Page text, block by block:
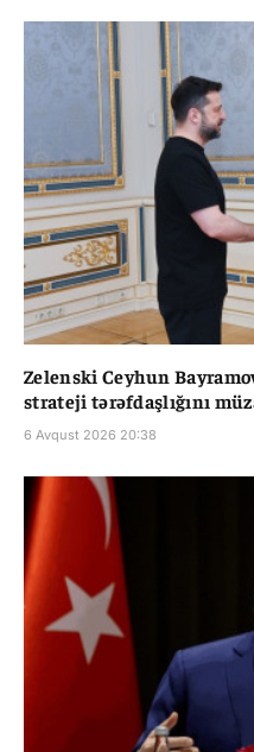
Zelenski Ceyhun
strateji tərəfdaşlığını
6 Avqust 2026 20:38